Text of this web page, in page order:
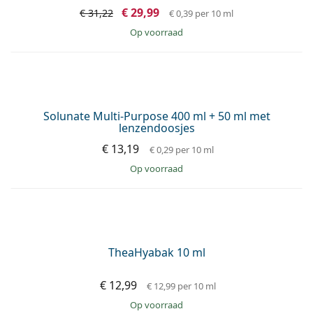
Ever Clean Plus 350 ml met lenzendoosje
€ 29,99 € 0,39